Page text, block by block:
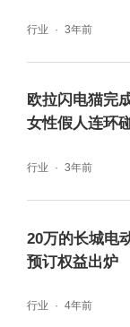
行业 3年前
欧拉闪电猫完
女性假人连环
行业 3年前
20万的长城电
预订权益出炉
行业 4年前